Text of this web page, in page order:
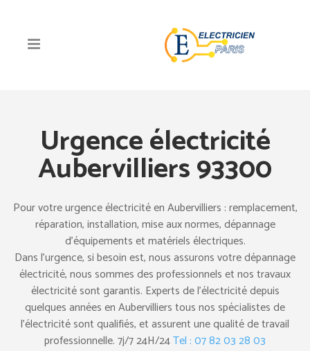
Urgence électricité
Aubervilliers 93300
Pour votre urgence électricité en Aubervilliers : remplacement,
réparation, installation, mise aux normes, dépannage
d’équipements et matériels électriques.
Dans l’urgence, si besoin est, nous assurons votre dépannage
électricité, nous sommes des professionnels et nos travaux
électricité sont garantis. Experts de l’électricité depuis
quelques années en Aubervilliers tous nos spécialistes de
l’électricité sont qualifiés, et assurent une qualité de travail
professionnelle. 7j/7 24H/24Tel : 07 82 03 28 03